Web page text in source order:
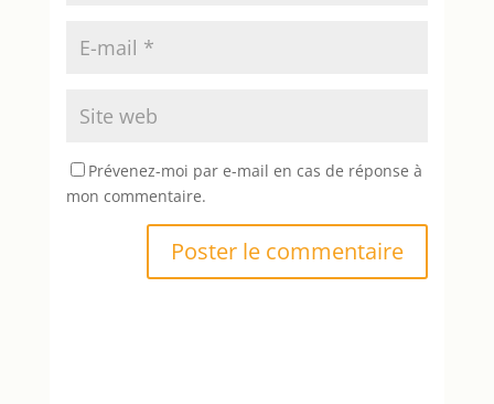
Prévenez-moi par e-mail en cas de réponse à
mon commentaire.